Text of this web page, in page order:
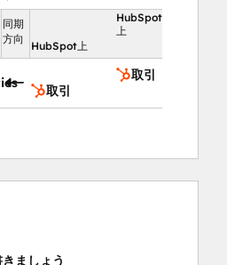
同期
方向
HubSpot
上
HubSpot上
取引
取引
ましょう